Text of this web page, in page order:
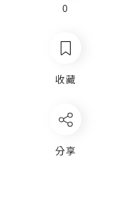
0
收藏
分享